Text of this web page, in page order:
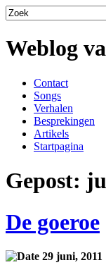
Weblog
Contact
Songs
Verhalen
Besprekingen
Artikels
Startpagina
Gepost:
De goeroe
29 juni, 2011